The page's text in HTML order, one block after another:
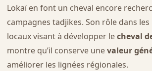
Lokaï en font un cheval encore
campagnes tadjikes. Son rôle dans
locaux visant à développer lecheval
montre qu’il conserve unevaleur
améliorer les lignées régionales.